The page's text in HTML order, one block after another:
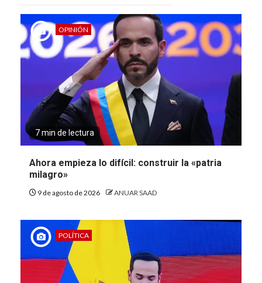
OPINIÓN
7 min de lectura
Ahora empieza lo difícil: construir la «patria
milagro»
9 de agosto de 2026 ANUAR SAAD
POLÍTICA